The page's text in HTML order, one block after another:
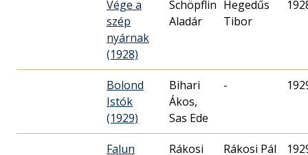
Vége a
szép
nyárnak
(1928)
Schöpflin
Aladár
Hegedűs
Tibor
Bolond
Istók
(1929)
Bihari
Ákos,
Sas Ede
-
Falun
Rákosi
Rákosi Pál